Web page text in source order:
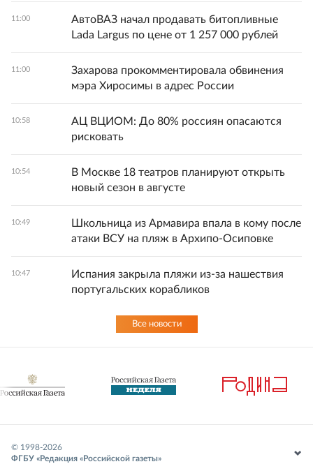
11:00
АвтоВАЗ начал продавать битопливные
Lada Largus по цене от 1 257 000 рублей
11:00
Захарова прокомментировала обвинения
мэра Хиросимы в адрес России
10:58
АЦ ВЦИОМ: До 80% россиян опасаются
рисковать
10:54
В Москве 18 театров планируют открыть
новый сезон в августе
10:49
Школьница из Армавира впала в кому после
атаки ВСУ на пляж в Архипо-Осиповке
10:47
Испания закрыла пляжи из-за нашествия
португальских корабликов
Все новости
© 1998-2026
ФГБУ «Редакция «Российской газеты»